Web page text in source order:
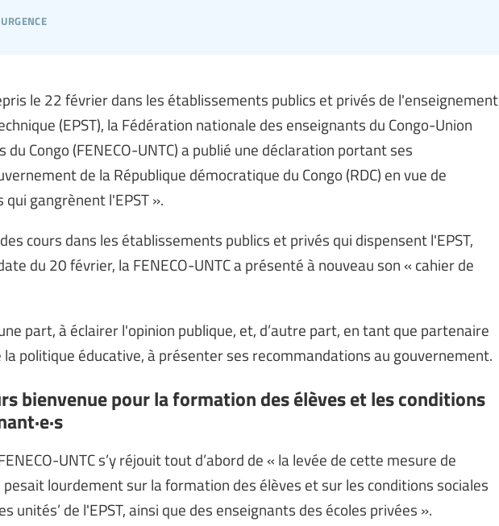
le 22 février dans les établissements publics et privés de l'enseignement
(EPST), la Fédération nationale des enseignants du Congo-Union
Congo (FENECO-UNTC) a publié une déclaration portant ses
de la République démocratique du Congo (RDC) en vue de
gangrènent l'EPST ».
cours dans les établissements publics et privés qui dispensent l'EPST,
du 20 février, la FENECO-UNTC a présenté à nouveau son « cahier de
part, à éclairer l'opinion publique, et, d’autre part, en tant que partenaire
politique éducative, à présenter ses recommandations au gouvernement.
bienvenue pour la formation des élèves et les conditions
UNTC s’y réjouit tout d’abord de « la levée de cette mesure de
pesait lourdement sur la formation des élèves et sur les conditions sociales
unités’ de l'EPST, ainsi que des enseignants des écoles privées ».